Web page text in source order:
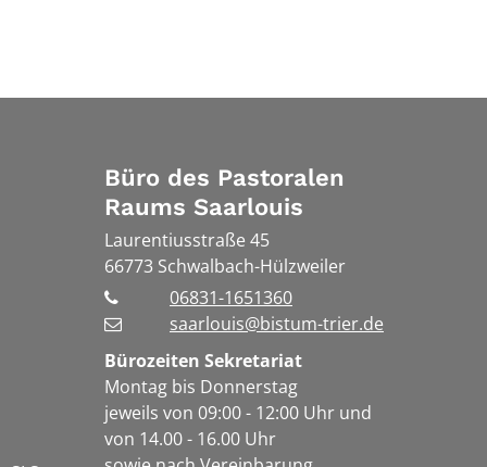
Büro des Pastoralen
Raums Saarlouis
Laurentiusstraße 45
66773 Schwalbach-Hülzweiler
06831-1651360
saarlouis@bistum-trier.de
Bürozeiten Sekretariat
Montag bis Donnerstag
jeweils von 09:00 - 12:00 Uhr und
von 14.00 - 16.00 Uhr